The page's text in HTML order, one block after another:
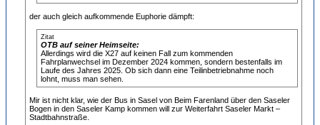
der auch gleich aufkommende Euphorie dämpft:
Zitat
OTB auf seiner Heimseite:
Allerdings wird die X27 auf keinen Fall zum kommenden
Fahrplanwechsel im Dezember 2024 kommen, sondern bestenfalls im
Laufe des Jahres 2025. Ob sich dann eine Teilinbetriebnahme noch
lohnt, muss man sehen.
Mir ist nicht klar, wie der Bus in Sasel von Beim Farenland über den Saseler
Bogen in den Saseler Kamp kommen will zur Weiterfahrt Saseler Markt –
Stadtbahnstraße.